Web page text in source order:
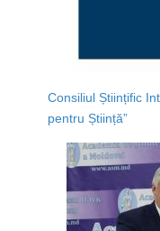
Consiliul Științific
pentru Știință”